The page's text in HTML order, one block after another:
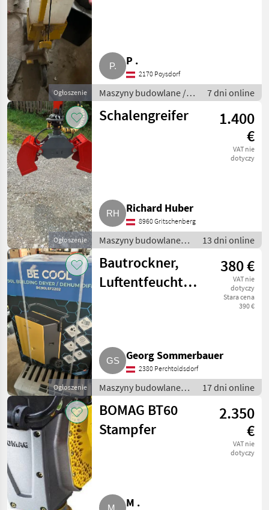
Ogłoszenie
P .
2170 Poysdorf
Maszyny budowlane /
Drobny sprzęt
7 dni online
Ogłoszenie
Schalengreifer
1.400
€
VAT nie
dotyczy
Richard Huber
8960 Gritschenberg
Maszyny budowlane /
Drobny sprzęt
13 dni online
Ogłoszenie
Bautrockner,
Luftentfeuchter
380 €
VAT nie
dotyczy
Stara cena
390 €
Georg Sommerbauer
2380 Perchtoldsdorf
Maszyny budowlane /
Drobny sprzęt
17 dni online
BOMAG BT60
Stampfer
2.350
€
VAT nie
dotyczy
M .